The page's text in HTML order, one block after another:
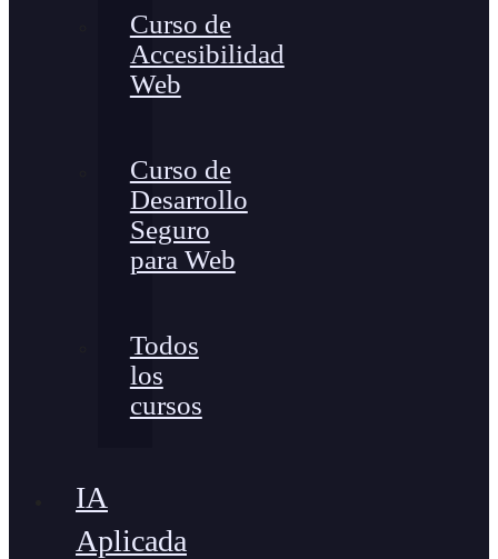
Curso de
Accesibilidad
Web
Curso de
Desarrollo
Seguro
para Web
Todos
los
cursos
IA
Aplicada